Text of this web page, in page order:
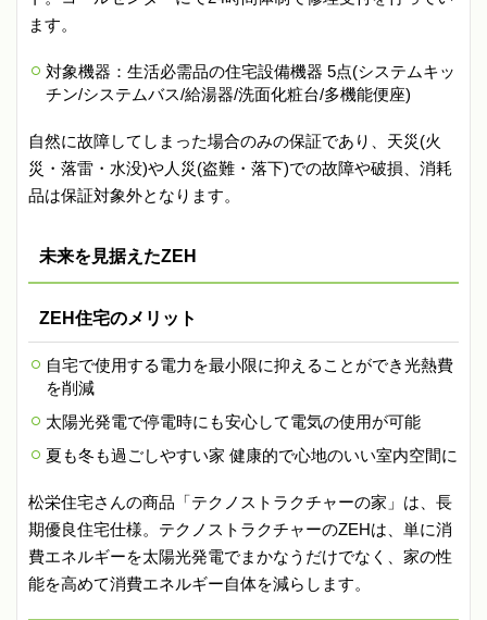
ます。
対象機器：生活必需品の住宅設備機器 5点(システムキッ
チン/システムバス/給湯器/洗面化粧台/多機能便座)
自然に故障してしまった場合のみの保証であり、天災(火
災・落雷・水没)や人災(盗難・落下)での故障や破損、消耗
品は保証対象外となります。
未来を見据えたZEH
ZEH住宅のメリット
自宅で使用する電力を最小限に抑えることができ光熱費
を削減
太陽光発電で停電時にも安心して電気の使用が可能
夏も冬も過ごしやすい家 健康的で心地のいい室内空間に
松栄住宅さんの商品「テクノストラクチャーの家」は、長
期優良住宅仕様。テクノストラクチャーのZEHは、単に消
費エネルギーを太陽光発電でまかなうだけでなく、家の性
能を高めて消費エネルギー自体を減らします。